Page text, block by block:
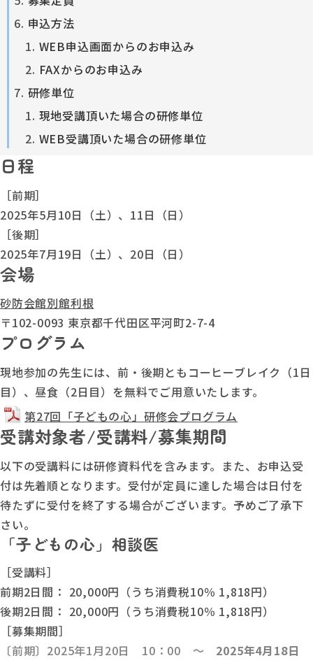
申込方法
WEB申込画面からのお申込み
FAXからのお申込み
研修単位
現地受講頂いた場合の研修単位
WEB受講頂いた場合の研修単位
日程
［前期］
2025年5月10日（土）、11日（日）
［後期］
2025年7月19日（土）、20日（日）
会場
砂防会館別館利根
〒102-0093 東京都千代田区平河町2-7-4
プログラム
現地参加の先生には、前・後期ともコーヒーブレイク（1日
目）、昼食（2日目）を無料でご用意いたします。
第27回「子どもの心」研修会プログラム
受講対象者/受講料/募集期間
以下の受講料には研修資料代を含みます。また、お申込受
付は先着順となります。受付が定員に達した場合は日付を
待たずに受付を終了する場合がございます。予めご了承下
さい。
「子どもの心」相談医
［受講料］
前期2日間： 20,000円（うち消費税10％ 1,818円）
後期2日間： 20,000円（うち消費税10％ 1,818円）
［募集期間］
〔前期〕2025年1月20日 10：00 ～ 2025年4月18日